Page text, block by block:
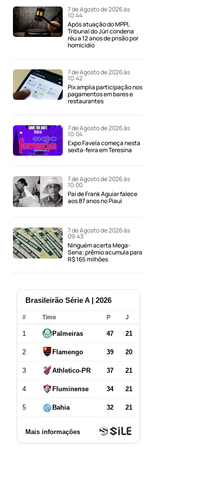
7 de Agosto de 2026 às
10:44
Após atuação do MPPI,
Tribunal do Júri condena
réu a 12 anos de prisão por
homicídio
7 de Agosto de 2026 às
10:42
Pix amplia participação nos
pagamentos em bares e
restaurantes
7 de Agosto de 2026 às
10:04
Expo Favela começa nesta
sexta-feira em Teresina
7 de Agosto de 2026 às
10:00
Pai de Frank Aguiar falece
aos 87 anos no Piauí
7 de Agosto de 2026 às
09:43
Ninguém acerta Mega-
Sena; prêmio acumula para
R$ 165 milhões